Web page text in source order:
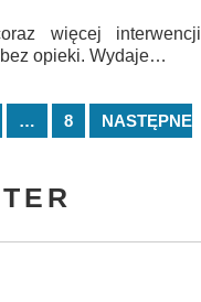
więcej interwencji
opieki. Wydaje…
… 8
NASTĘPNE